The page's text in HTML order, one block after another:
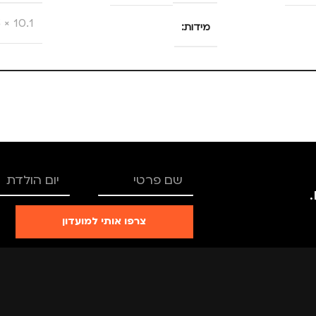
מידות
25 × 13.5 × 4 סנטימטרים
מותגים TROIKA
מתאים ל גברים ,נשים
10.1 × 8.5 × 1.2 סנטימטרים
גברים
צרפו אותי למועדון